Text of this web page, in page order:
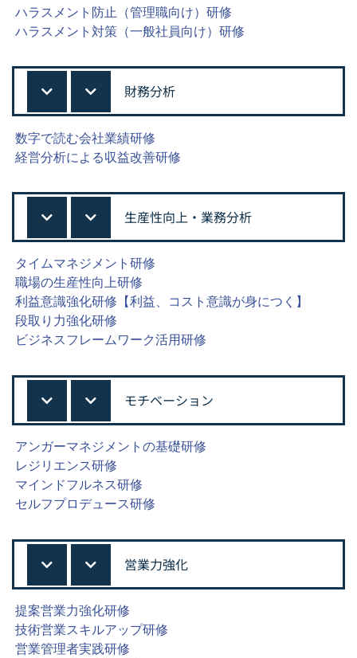
ハラスメント防止（管理職向け）研修
ハラスメント対策（一般社員向け）研修
財務分析
数字で読む会社業績研修
経営分析による収益改善研修
生産性向上・業務分析
タイムマネジメント研修
職場の生産性向上研修
利益意識強化研修【利益、コスト意識が身につく】
段取り力強化研修
ビジネスフレームワーク活用研修
モチベーション
アンガーマネジメントの基礎研修
レジリエンス研修
マインドフルネス研修
セルフプロデュース研修
営業力強化
提案営業力強化研修
技術営業スキルアップ研修
営業管理者実践研修